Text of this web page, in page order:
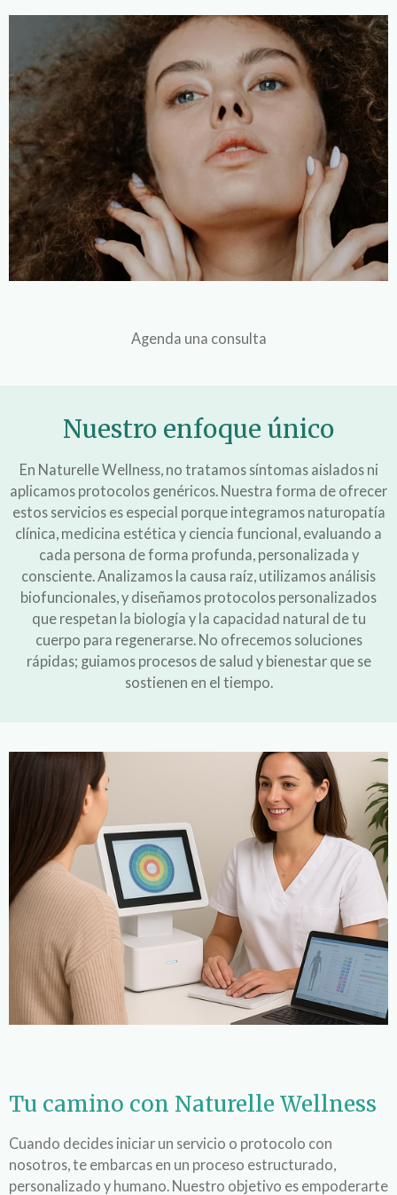
Agenda una consulta
Nuestro enfoque único
En Naturelle Wellness, no tratamos síntomas aislados ni
aplicamos protocolos genéricos. Nuestra forma de ofrecer
estos servicios es especial porque integramos naturopatía
clínica, medicina estética y ciencia funcional, evaluando a
cada persona de forma profunda, personalizada y
consciente. Analizamos la causa raíz, utilizamos análisis
biofuncionales, y diseñamos protocolos personalizados
que respetan la biología y la capacidad natural de tu
cuerpo para regenerarse. No ofrecemos soluciones
rápidas; guiamos procesos de salud y bienestar que se
sostienen en el tiempo.
Tu camino con Naturelle Wellness
Cuando decides iniciar un servicio o protocolo con
nosotros, te embarcas en un proceso estructurado,
personalizado y humano. Nuestro objetivo es empoderarte